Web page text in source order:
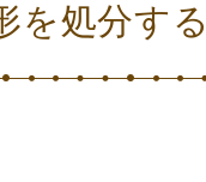
を処分す